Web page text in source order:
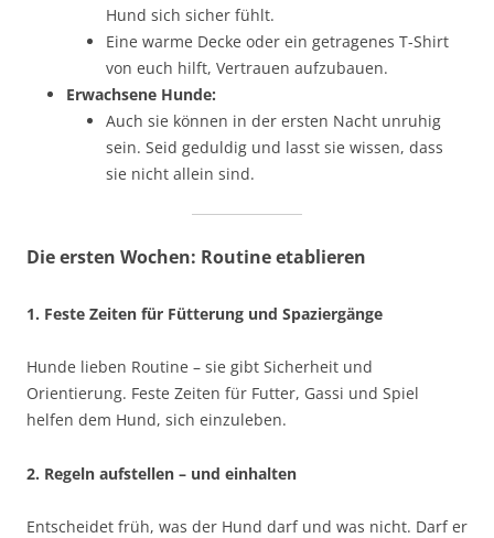
Hund sich sicher fühlt.
Eine warme Decke oder ein getragenes T-Shirt
von euch hilft, Vertrauen aufzubauen.
Erwachsene Hunde:
Auch sie können in der ersten Nacht unruhig
sein. Seid geduldig und lasst sie wissen, dass
sie nicht allein sind.
Die ersten Wochen: Routine etablieren
1. Feste Zeiten für Fütterung und Spaziergänge
Hunde lieben Routine – sie gibt Sicherheit und
Orientierung. Feste Zeiten für Futter, Gassi und Spiel
helfen dem Hund, sich einzuleben.
2. Regeln aufstellen – und einhalten
Entscheidet früh, was der Hund darf und was nicht. Darf er